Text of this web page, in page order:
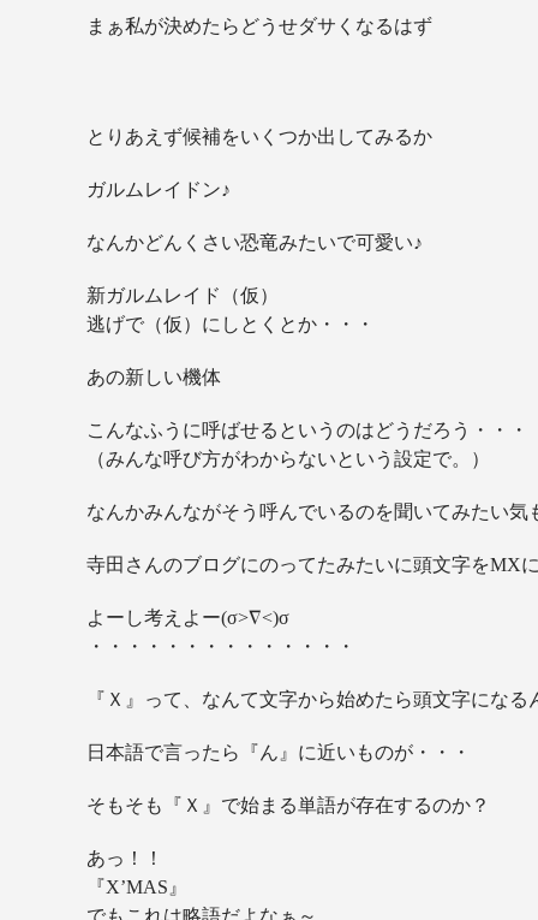
まぁ私が決めたらどうせダサくなるはず
とりあえず候補をいくつか出してみるか
ガルムレイドン♪
なんかどんくさい恐竜みたいで可愛い♪
新ガルムレイド（仮）
逃げで（仮）にしとくとか・・・
あの新しい機体
こんなふうに呼ばせるというのはどうだろう・・・
（みんな呼び方がわからないという設定で。）
なんかみんながそう呼んでいるのを聞いてみたい気
寺田さんのブログにのってたみたいに頭文字をMX
よーし考えよー(σ>∇<)σ
・・・・・・・・・・・・・・
『Ｘ』って、なんて文字から始めたら頭文字になる
日本語で言ったら『ん』に近いものが・・・
そもそも『Ｘ』で始まる単語が存在するのか？
あっ！！
『X’MAS』